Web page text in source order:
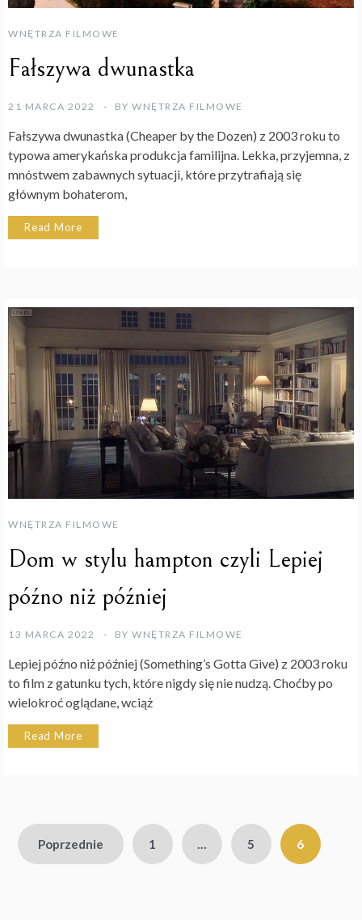
WNĘTRZA FILMOWE
Fałszywa dwunastka
21 MARCA 2022 BY WNĘTRZA FILMOWE
Fałszywa dwunastka (Cheaper by the Dozen) z 2003 roku to
typowa amerykańska produkcja familijna. Lekka, przyjemna, z
mnóstwem zabawnych sytuacji, które przytrafiają się
głównym bohaterom,
Read More
WNĘTRZA FILMOWE
Dom w stylu hampton czyli Lepiej
późno niż później
13 MARCA 2022 BY WNĘTRZA FILMOWE
Lepiej późno niż później (Something’s Gotta Give) z 2003 roku
to film z gatunku tych, które nigdy się nie nudzą. Choćby po
wielokroć oglądane, wciąż
Read More
Poprzednie 1 … 5 6